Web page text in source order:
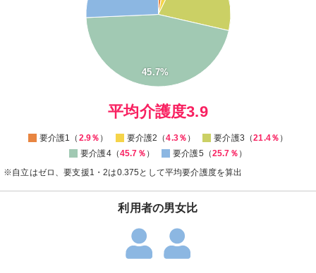
45.7%
0
平均介護度3.9
要介護1（ 2.9％ ） 要介護2（4.3％ ） 要介護3（21.4％ ）
要介護4（45.7％ ） 要介護5（25.7％ ）
※自立はゼロ、要支援1・2は0.375として平均要介護度を算出
利用者の男女比